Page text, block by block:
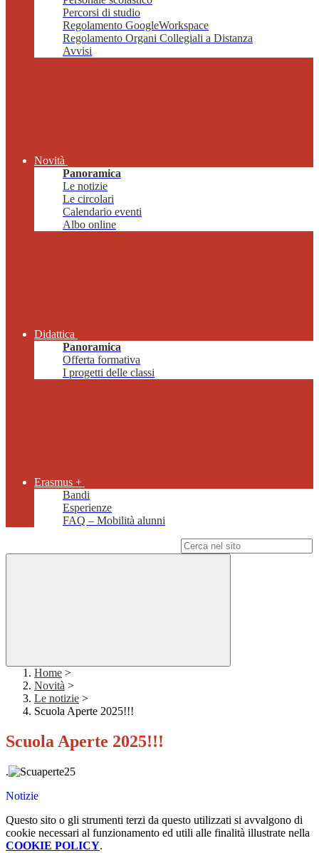
Percorsi di studio
Regolamento GoogleWorkspace
Regolamento Organi Collegiali a Distanza
Avvisi
Novità
Panoramica
Le notizie
Le circolari
Calendario eventi
Albo online
Didattica
Panoramica
Offerta formativa
I progetti delle classi
Erasmus +
Bandi
Esperienze
FAQ – Mobilità alunni
Home >
Novità >
Le notizie >
Scuola Aperte 2025!!!
Scuola Aperte 2025!!!
.
Notizie
Questo sito o gli strumenti terzi da questo utilizzati si avvalgono di
cookie necessari al funzionamento ed utili alle finalità illustrate nella
COOKIE POLICY.